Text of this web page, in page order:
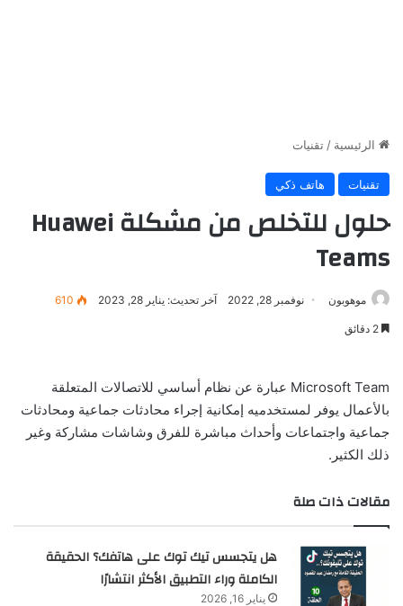
الرئيسية / تقنيات
تقنيات هاتف ذكي
حلول للتخلص من مشكلة Huawei
Teams
موهوبون نوفمبر 28, 2022 آخر تحديث: يناير 28, 2023 610
Microsoft Team عبارة عن نظام أساسي للاتصالات المتعلقة
بالأعمال يوفر لمستخدميه إمكانية إجراء محادثات جماعية ومحادثات
جماعية واجتماعات وأحداث مباشرة للفرق وشاشات مشاركة وغير
ذلك الكثير.
مقالات ذات صلة
هل يتجسس تيك توك على هاتفك؟ الحقيقة
الكاملة وراء التطبيق الأكثر انتشارًا
يناير 16, 2026